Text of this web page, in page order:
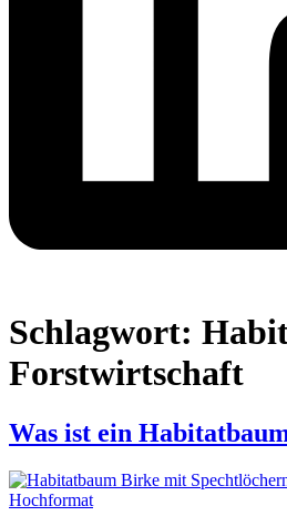
Schlagwort:
Forstwirtschaft
Was ist ein